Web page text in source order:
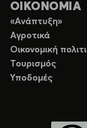
ΟΙΚΟΝΟΜΙΑ
«Ανάπτυξη»
Αγροτικά
Οικονομική
Τουρισμός
Υποδομές